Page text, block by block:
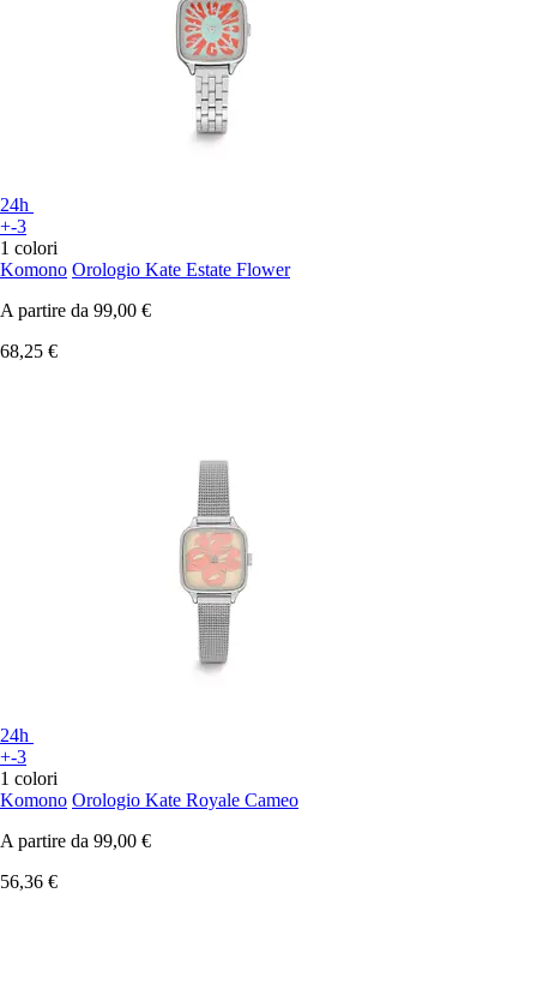
24h
+-3
1 colori
Komono Orologio Kate Estate Flower
A partire da 99,00 €
68,25 €
24h
+-3
1 colori
Komono Orologio Kate Royale Cameo
A partire da 99,00 €
56,36 €